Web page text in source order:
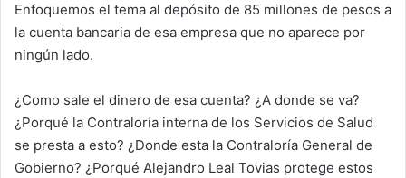
Enfoquemos el tema al depósito de 85 millones de pesos a
la cuenta bancaria de esa empresa que no aparece por
ningún lado.
¿Como sale el dinero de esa cuenta? ¿A donde se va?
¿Porqué la Contraloría interna de los Servicios de Salud
se presta a esto? ¿Donde esta la Contraloría General de
Gobierno? ¿Porqué Alejandro Leal Tovias protege estos